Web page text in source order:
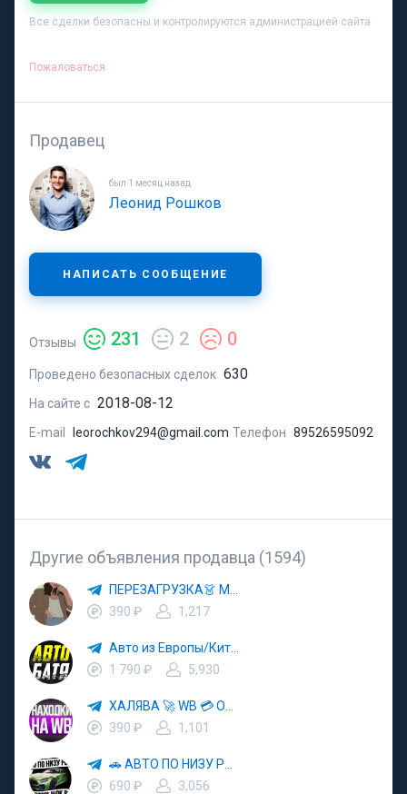
Все сделки безопасны и контролируются администрацией сайта
Пожаловаться
Продавец
был 1 месяц назад
Леонид Рошков
НАПИСАТЬ СООБЩЕНИЕ
Отзывы 231 2 0
Проведено безопасных сделок 630
На сайте с 2018-08-12
E-mail leorochkov294@gmail.com Телефон 89526595092
Другие объявления продавца (1594)
390 ₽
1,217
1 790 ₽
5,930
390 ₽
1,101
690 ₽
3,056